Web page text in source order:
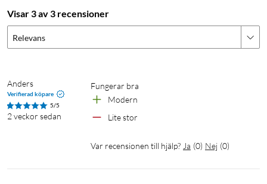
drifttemperaturer mellan -30 och 40 °C.
Styrs via UniFi Network
Network (version 9.0.114 eller senare). Funktioner som VLAN,
RADIUS-autentisering, gästnätverk och captive portal
hanteras därifrån.
Visar 3 av 3 recensioner
Relevans
Anders
Verifierad köpare
5/5
2 veckor sedan
Fungerar bra
Modern
Lite stor
Var recensionen till hjälp? Ja (0) Nej (0)